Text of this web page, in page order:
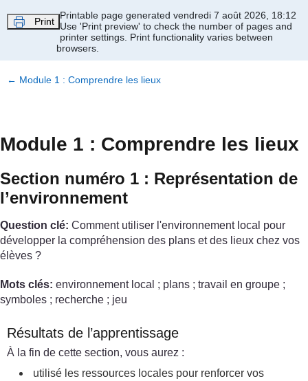
Print
Printable page generated vendredi 7 août 2026, 18:12
Use 'Print preview' to check the number of pages and
printer settings. Print functionality varies between
browsers.
← Module 1 : Comprendre les lieux
Module 1 : Comprendre les lieux
Section numéro 1 : Représentation de
l’environnement
Question clé: Comment utiliser l'environnement local pour
développer la compréhension des plans et des lieux chez vos
élèves ?
Mots clés: environnement local ; plans ; travail en groupe ;
symboles ; recherche ; jeu
Résultats de l’apprentissage
À la fin de cette section, vous aurez :
utilisé les ressources locales pour renforcer vos